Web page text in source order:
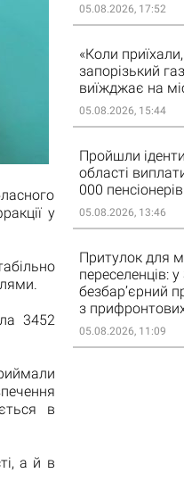
у
3452
в
а й в
05.08.2026, 17:52
«Коли
запорізький
виїжджає на
05.08.2026, 15:44
Пройшли
області
000 пенсіонерів
05.08.2026, 13:46
Притулок для
переселенців:
безбар’єрний
з
05.08.2026, 11:09